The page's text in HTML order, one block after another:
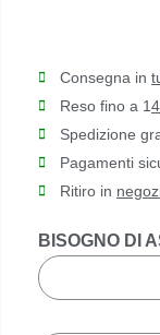
Consegna in
Reso fino a 1
Spedizione
Pagamenti
Ritiro in
BISOGNO DI